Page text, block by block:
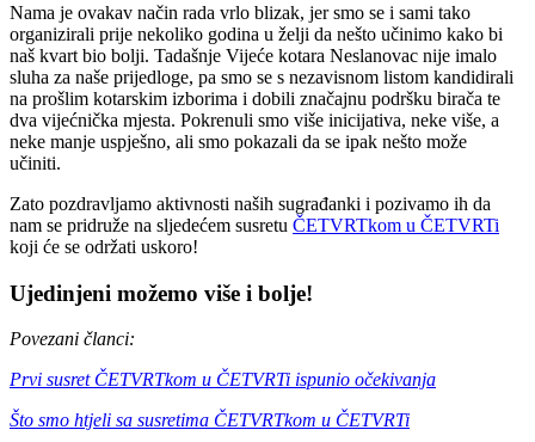
Nama je ovakav način rada vrlo blizak, jer smo se i sami tako
organizirali prije nekoliko godina u želji da nešto učinimo kako bi
naš kvart bio bolji. Tadašnje Vijeće kotara Neslanovac nije imalo
sluha za naše prijedloge, pa smo se s nezavisnom listom kandidirali
na prošlim kotarskim izborima i dobili značajnu podršku birača te
dva vijećnička mjesta. Pokrenuli smo više inicijativa, neke više, a
neke manje uspješno, ali smo pokazali da se ipak nešto može
učiniti.
Zato pozdravljamo aktivnosti naših sugrađanki i pozivamo ih da
nam se pridruže na sljedećem susretu ČETVRTkom u ČETVRTi
koji će se održati uskoro!
Ujedinjeni možemo više i bolje!
Povezani članci:
Prvi susret ČETVRTkom u ČETVRTi ispunio očekivanja
Što smo htjeli sa susretima ČETVRTkom u ČETVRTi